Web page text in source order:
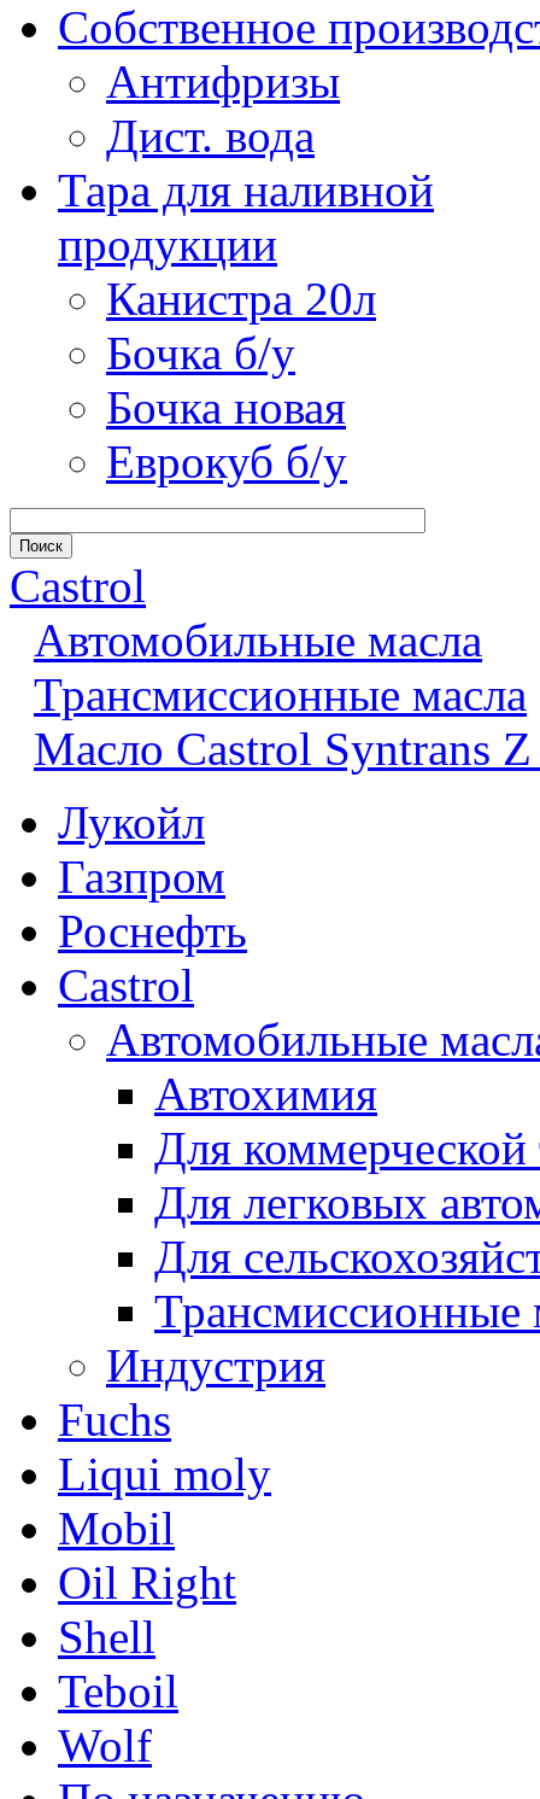
Собственное
Антифризы
Дист. вода
Тара для наливной
продукции
Канистра 20л
Бочка б/у
Бочка новая
Еврокуб б/у
Castrol
Автомобильные масла
Трансмиссионные масла
Масло Castrol Syntrans
Лукойл
Газпром
Роснефть
Castrol
Автомобильные
Автохимия
Для коммерческой
Для легковых
Для
Трансмиссионные
Индустрия
Fuchs
Liqui moly
Mobil
Oil Right
Shell
Teboil
Wolf